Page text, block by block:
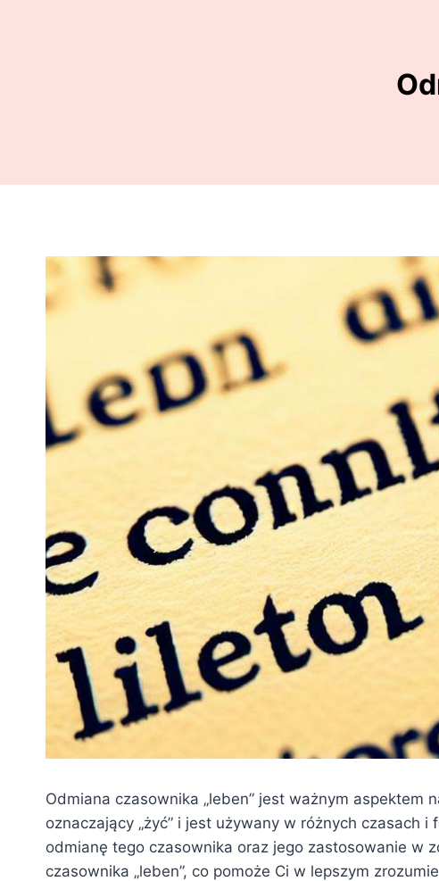
Odmiana czasownika „leben” jest ważnym aspektem
oznaczający „żyć” i jest używany w różnych czasach
odmianę tego czasownika oraz jego zastosowanie w
czasownika „leben”, co pomoże Ci w lepszym